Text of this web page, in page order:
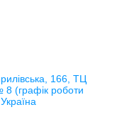
166, ТЦ
8 (графік роботи